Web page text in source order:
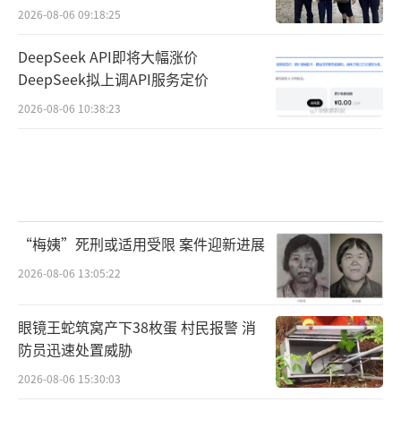
2026-08-06 09:18:25
DeepSeek API即将大幅涨价
DeepSeek拟上调API服务定价
2026-08-06 10:38:23
“梅姨”死刑或适用受限 案件迎新进展
2026-08-06 13:05:22
眼镜王蛇筑窝产下38枚蛋 村民报警 消
防员迅速处置威胁
2026-08-06 15:30:03